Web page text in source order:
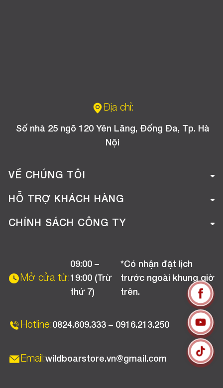
Địa chỉ:
Số nhà 25 ngõ 120 Yên Lãng, Đống Đa, Tp. Hà
Nội
VỀ CHÚNG TÔI
Giới thiệu công ty
Tuyển dụng
HỖ TRỢ KHÁCH HÀNG
Hướng dẫn mua hàng online
Chương trình khuyến mãi
CHÍNH SÁCH CÔNG TY
Chính sách bảo hành
Mở cửa từ:
09:00 –
19:00 (Trừ
thứ 7)
*Có nhận đặt lịch
trước ngoài khung giờ
trên.
Hotline:0824.609.333 – 0916.213.250
Email:wildboarstore.vn@gmail.com